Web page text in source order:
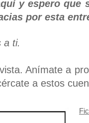
y espero que
por esta
a ti.
Anímate a
a estos